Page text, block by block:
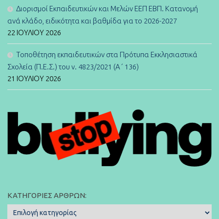
Διορισμοί Εκπαιδευτικών και Μελών ΕΕΠ ΕΒΠ. Κατανομή
ανά κλάδο, ειδικότητα και βαθμίδα για το 2026-2027
22 ΙΟΥΛΊΟΥ 2026
Τοποθέτηση εκπαιδευτικών στα Πρότυπα Εκκλησιαστικά
Σχολεία (Π.Ε.Σ.) του ν. 4823/2021 (Α΄ 136)
21 ΙΟΥΛΊΟΥ 2026
ΚΑΤΗΓΟΡΊΕΣ ΆΡΘΡΩΝ:
Κατηγορίες